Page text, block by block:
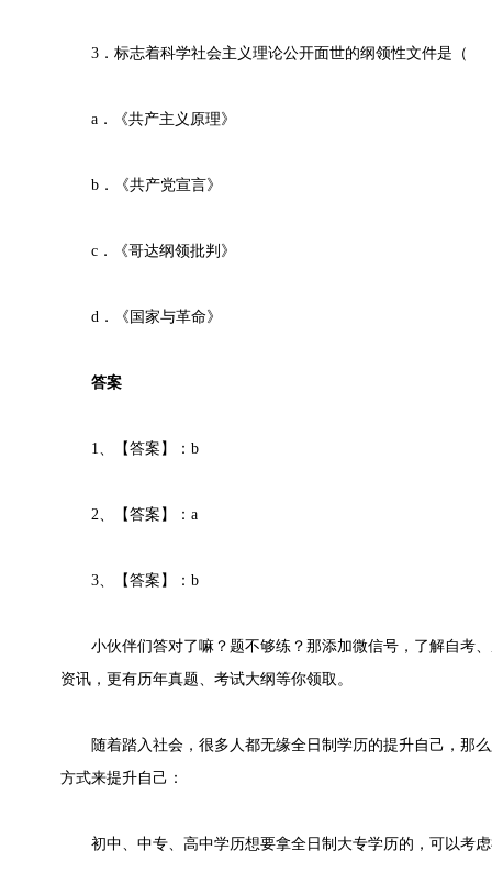
3．标志着科学社会主义理论公开面世的纲领性文件是（
a．《共产主义原理》
b．《共产党宣言》
c．《哥达纲领批判》
d．《国家与革命》
答案
1、【答案】：b
2、【答案】：a
3、【答案】：b
小伙伴们答对了嘛？题不够练？那添加微信号，了解自考、
资讯，更有历年真题、考试大纲等你领取。
随着踏入社会，很多人都无缘全日制学历的提升自己，那
方式来提升自己：
初中、中专、高中学历想要拿全日制大专学历的，可以考虑